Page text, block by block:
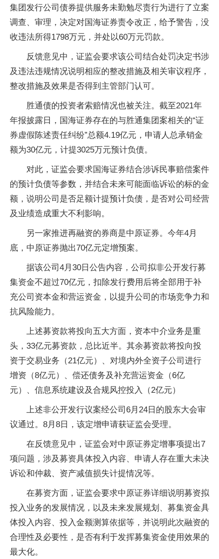
集团发行公司债券提供服务未勤勉尽责行为进行了立案
调查、审理，决定对国海证券责令改正，给予警告，没
收违法所得1798万元，并处以60万元罚款。
反馈意见中，证监会要求该公司结合处罚决定书涉
及违法违规情况说明相应的整改措施及相关审议程序，
整改措施及效果是否得到主管部门认可。
胜通债的投资者索赔情况也被关注。截至2021年
年报披露日，国海证券存在的与胜通集团案相关的“证
券虚假陈述责任纠纷”总额4.19亿元，申请人总承销金
额为30亿元，计提3025万元预计负债。
对此，证监会要求国海证券结合涉诉民事赔偿案件
的预计负债等参数，并结合未来可能面临诉讼的标的金
额，说明公司是否足额计提预计负债，是否对公司经营
及业绩造成重大不利影响。
另一家推进再融资的券商是中原证券。今年4月
底，中原证券抛出70亿元定增预案。
据该公司4月30日公告内容，公司拟非公开发行募
集资金不超过70亿元，扣除发行费用后将全部用于补
充公司资本金和营运资金，以提升公司的市场竞争力和
抗风险能力。
上述募资款将投向五大方面，资本中介业务是重
头，33亿元募资款，总比近半。其余募资款将投向投
资于交易业务（21亿元）、对境内外全资子公司进行
增资（8亿元）、偿还债务及补充营运资金（6亿
元）、信息系统建设及合规风控投入（2亿元）
上述非公开发行议案经公司6月24日的股东大会审
议通过。8月8日，该定增申请获证监会受理。
在反馈意见中，证监会对中原证券定增事项提出7
项问题，涉及募资具体投入内容、申请人存在重大未决
诉讼和仲裁、资产减值损失计提情况等。
在募资方面，证监会要求中原证券详细说明募资拟
投入业务的发展情况，以及未来发展规划、募集资金具
体投入内容、投入金额测算依据等，并说明此次融资的
合理性及必要性，是否有利于发挥募集资金使用效果的
最大化。